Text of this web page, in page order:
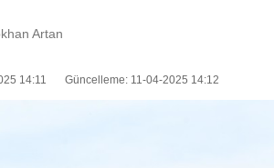
Artan
14:11 Güncelleme: 11-04-2025 14:12